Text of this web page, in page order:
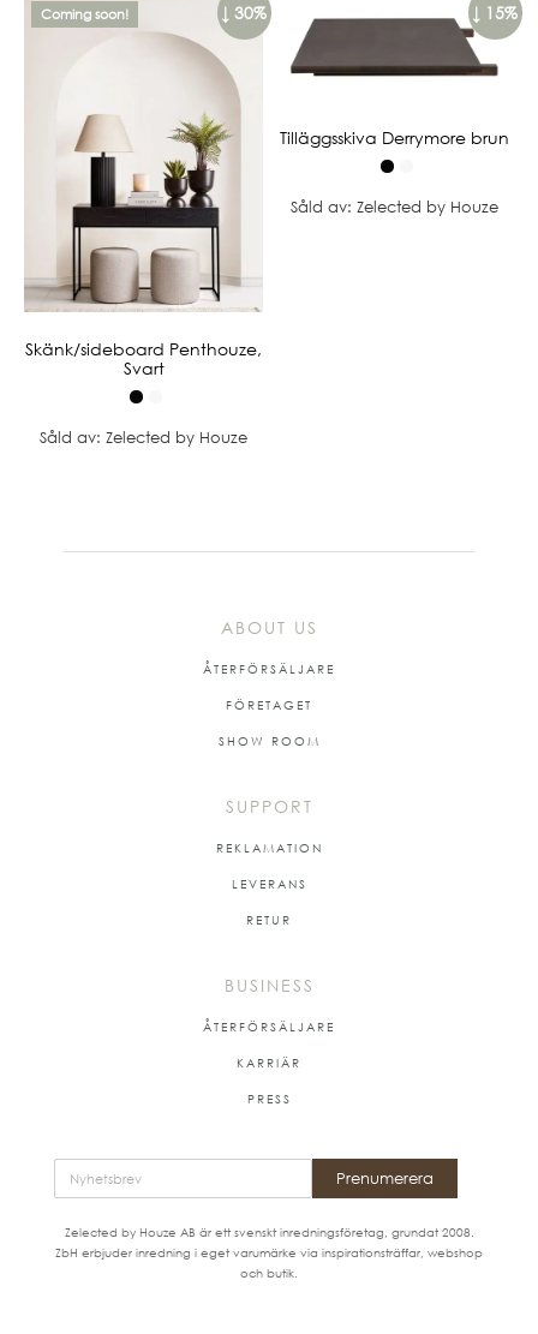
Coming soon! ↓ 30%
Skänk/sideboard Penthouze,
Svart
Såld av: Zelected by Houze
↓ 15%
Tilläggsskiva Derrymore brun
Såld av: Zelected by Houze
ABOUT US
ÅTERFÖRSÄLJARE
FÖRETAGET
SHOW ROOM
SUPPORT
REKLAMATION
LEVERANS
RETUR
BUSINESS
ÅTERFÖRSÄLJARE
KARRIÄR
PRESS
Prenumerera
Zelected by Houze AB är ett svenskt inredningsföretag, grundat 2008.
ZbH erbjuder inredning i eget varumärke via inspirationsträffar, webshop
och butik.